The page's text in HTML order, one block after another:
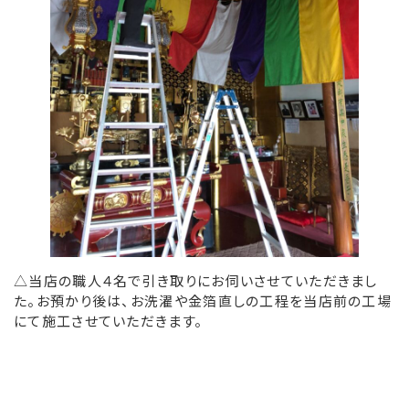
△当店の職人４名で引き取りにお伺いさせていただきまし
た。お預かり後は、お洗濯や金箔直しの工程を当店前の工場
にて施工させていただきます。